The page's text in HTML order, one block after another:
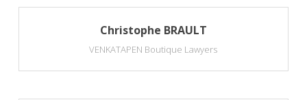
Christophe BRAULT
VENKATAPEN Boutique Lawyers